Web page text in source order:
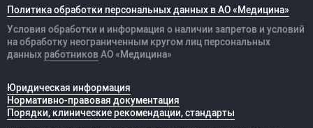
Политика обработки персональных данных в АО «Медицина»
Условия обработки и информация о наличии запретов и условий
на обработку неограниченным кругом лиц персональных
данных работников АО «Медицина»
Юридическая информация
Нормативно-правовая документация
Порядки, клинические рекомендации, стандарты